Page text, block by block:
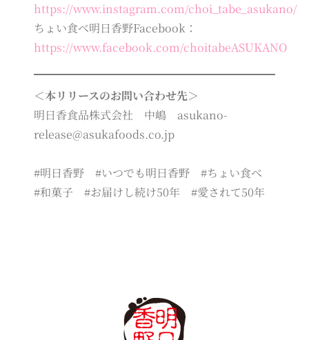
https://www.instagram.com/choi_tabe_asukano/
ちょい食べ明日香野Facebook：
https://www.facebook.com/choitabeASUKANO
＜本リリースのお問い合わせ先＞
明日香食品株式会社 中嶋 asukano-
release@asukafoods.co.jp
#明日香野 #いつでも明日香野 #ちょい食べ
#和菓子 #お届けし続け50年 #愛されて50年